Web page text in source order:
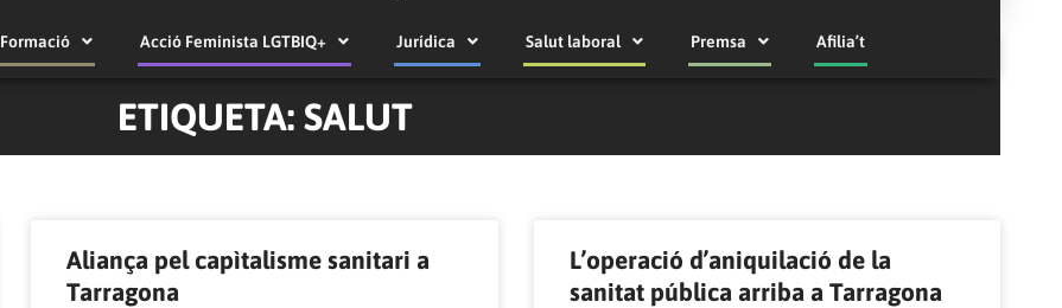
Formació Acció Feminista LGTBIQ+ Jurídica Salut laboral Premsa Afilia’t
ETIQUETA: SALUT
Aliança pel capìtalisme sanitari a
Tarragona
L’operació d’aniquilació de la
sanitat pública arriba a Tarragona